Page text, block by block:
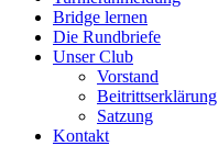
Bridge lernen
Die Rundbriefe
Unser Club
Vorstand
Beitrittserklärung
Satzung
Kontakt